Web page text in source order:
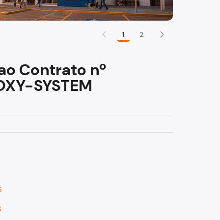
1 2
Contrato nº
SYSTEM